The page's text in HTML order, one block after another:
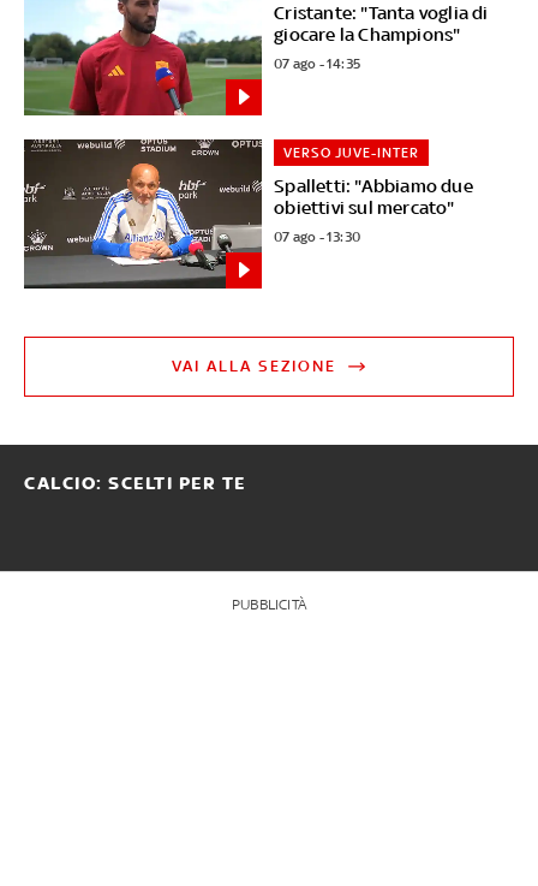
Cristante: "Tanta voglia di
giocare la Champions"
07 ago - 14:35
Spalletti: "Abbiamo due
obiettivi sul mercato"
VERSO JUVE-INTER
07 ago - 13:30
VAI ALLA SEZIONE
CALCIO: SCELTI PER TE
PUBBLICITÀ